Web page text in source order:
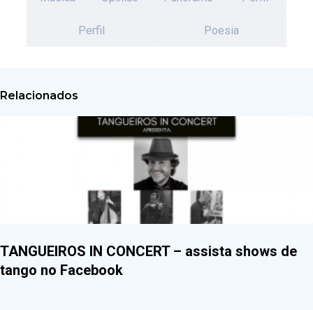
Perfil Poesia
Relacionados
TANGUEIROS IN CONCERT – assista shows de
tango no Facebook